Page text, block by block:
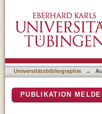
Universitätsbibliographie →
PUBLIKATION